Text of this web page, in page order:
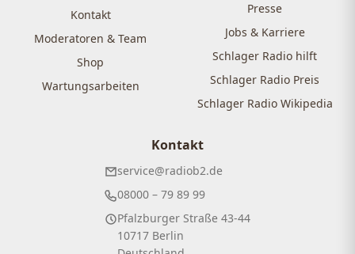
Kontakt
Moderatoren & Team
Shop
Wartungsarbeiten
Presse
Jobs & Karriere
Schlager Radio hilft
Schlager Radio Preis
Schlager Radio Wikipedia
Kontakt
service@radiob2.de
08000 – 79 89 99
Pfalzburger Straße 43-44
10717 Berlin